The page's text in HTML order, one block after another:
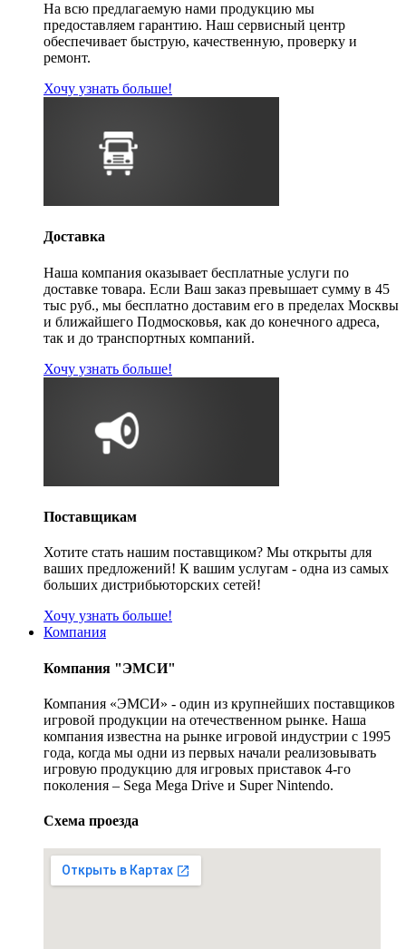
На всю предлагаемую нами продукцию мы
предоставляем гарантию. Наш сервисный центр
обеспечивает быструю, качественную, проверку и
ремонт.
Хочу узнать больше!
Доставка
Наша компания оказывает бесплатные услуги по
доставке товара. Если Ваш заказ превышает сумму в 45
тыс руб., мы бесплатно доставим его в пределах Москвы
и ближайшего Подмосковья, как до конечного адреса,
так и до транспортных компаний.
Хочу узнать больше!
Поставщикам
Хотите стать нашим поставщиком? Мы открыты для
ваших предложений! К вашим услугам - одна из самых
больших дистрибьюторских сетей!
Хочу узнать больше!
Компания
Компания "ЭМСИ"
Компания «ЭМСИ» - один из крупнейших поставщиков
игровой продукции на отечественном рынке. Наша
компания известна на рынке игровой индустрии с 1995
года, когда мы одни из первых начали реализовывать
игровую продукцию для игровых приставок 4-го
поколения – Sega Mega Drive и Super Nintendo.
Схема проезда